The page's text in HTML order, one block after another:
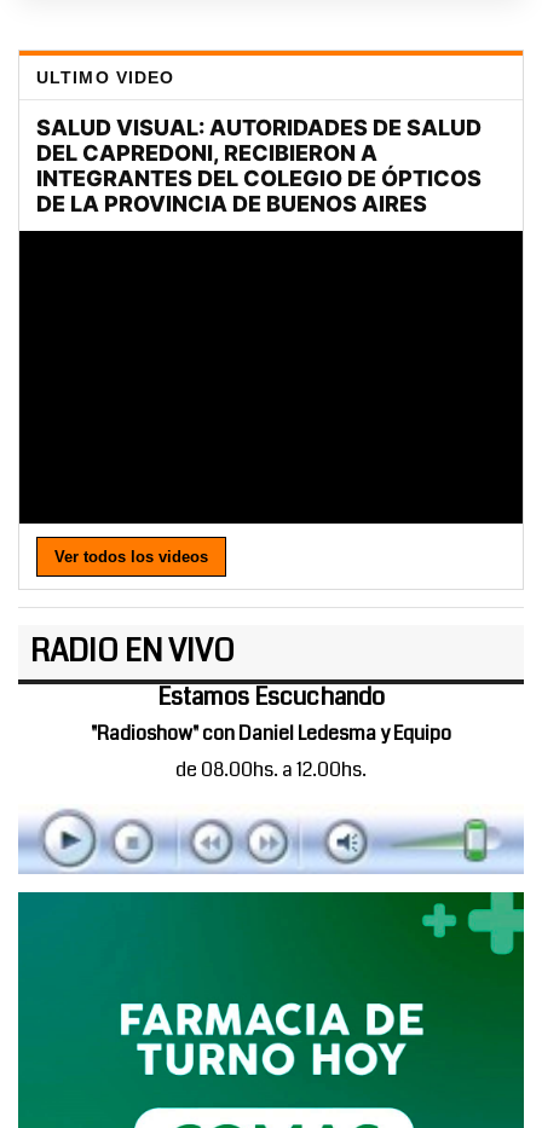
ULTIMO VIDEO
Ver todos los videos
RADIO EN VIVO
Estamos Escuchando
"Radioshow" con Daniel Ledesma y Equipo
de 08.00hs. a 12.00hs.